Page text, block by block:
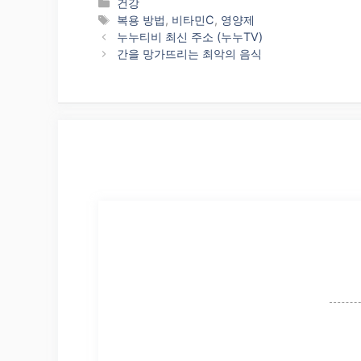
건강
Tags
복용 방법 , 비타민C, 영양제
누누티비 최신 주소 (누누TV)
간을 망가뜨리는 최악의 음식